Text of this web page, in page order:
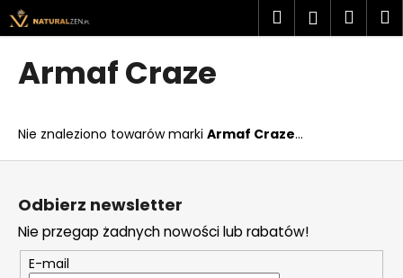
Przejść
do
treści
SzukajZaloguj
Armaf Craze
Nie znaleziono towarów marki Armaf Craze...
K
o
powrotem
powrotem
z
e
g
o
s
z
u
S
Odbierz newsletter
Nie przegap żadnych nowości lub rabatów!
E-mail